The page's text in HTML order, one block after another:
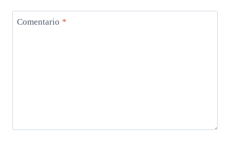
Comentario *